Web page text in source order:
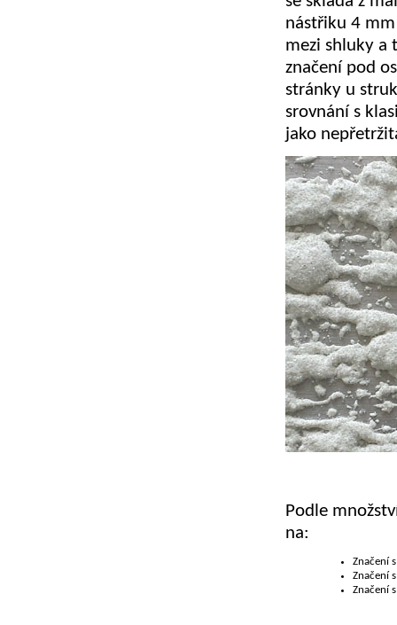
nástřiku 4
mezi shluky a
značení pod
stránky u
srovnání s
jako
Podle
na:
Značení
Značení
Značení